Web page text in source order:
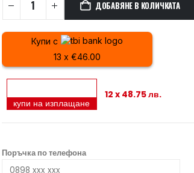
ДОБАВЯНЕ В КОЛИЧКАТА
Купи с
13 x €46.00
купи на изплащане
12 x 48.75 лв.
Поръчка по телефона